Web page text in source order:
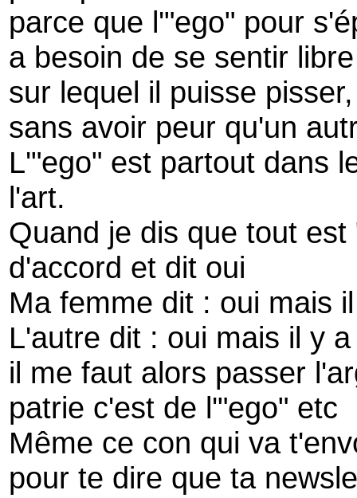
parce que l'"ego" pour
a besoin de se sentir
sur lequel il puisse
sans avoir peur qu'un
L'"ego" est partout dans
l'art.
Quand je dis que tout
d'accord et dit oui
Ma femme dit : oui mais
L'autre dit : oui mais il y
il me faut alors passer
patrie c'est de l'"ego" etc
Même ce con qui va
pour te dire que ta